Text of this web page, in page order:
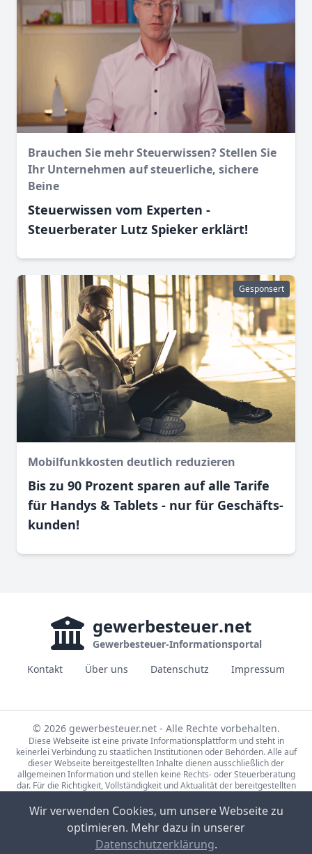
Brauchen Sie mehr Steuerwissen? Stellen Sie
Ihr Unternehmen auf steuerliche, sichere
Beine
Steuerwissen vom Experten -
Steuerberater Lutz Spieker erklärt!
Gesponsert
Mobilfunkkosten deutlich reduzieren
Bis zu 90 Prozent sparen auf alle Tarife
für Handys & Tablets - nur für Geschäfts­
kunden!
gewerbesteuer.net
Gewerbesteuer-Informationsportal
Kontakt
Über uns Datenschutz Impressum
© 2026 gewerbesteuer.net - Alle Rechte vorbehalten.
Diese Webseite ist eine private Informationsplattform und steht in
keinerlei Verbindung zu staatlichen Institutionen oder Behörden. Alle auf
dieser Webseite bereitgestellten Inhalte dienen ausschließlich der
allgemeinen Information und stellen keine Rechts- oder Steuerberatung
dar. Für die Richtigkeit, Vollständigkeit und Aktualität der bereitgestellten
steuerlichen Fragen wenden Sie sich bitte an einen qualifizierten
Fachberater.
Die Steuerdaten auf gewerbesteuer.net basieren auf den Erhebungen der
Statistische Ämter des Bundes und der Länder (Lizenz:
Wir verwenden Cookies, um unsere Webseite zu
optimieren. Mehr dazu in unserer
Datenschutzerklärung.